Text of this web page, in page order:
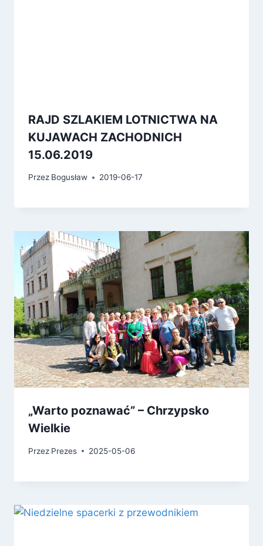
RAJD SZLAKIEM LOTNICTWA NA
KUJAWACH ZACHODNICH
15.06.2019
Przez Bogusław 2019-06-17
„Warto poznawać” – Chrzypsko
Wielkie
Przez Prezes 2025-05-06